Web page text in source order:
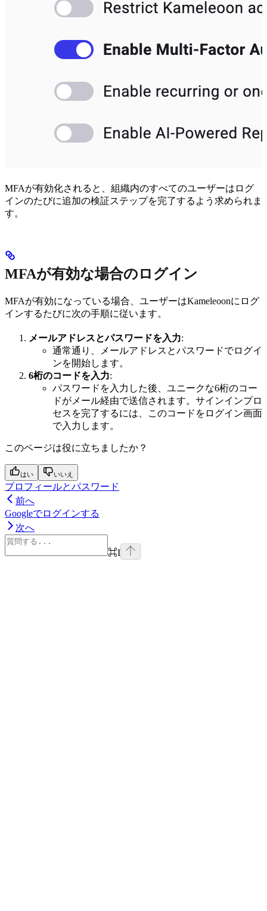
MFAが有効化されると、組織内のすべてのユーザーはログ
インのたびに追加の検証ステップを完了するよう求められま
す。
MFAが有効な場合のログイン
MFAが有効になっている場合、ユーザーはKameleoonにログ
インするたびに次の手順に従います。
メールアドレスとパスワードを入力:
通常通り、メールアドレスとパスワードでログイ
ンを開始します。
6桁のコードを入力:
パスワードを入力した後、ユニークな6桁のコー
ドがメール経由で送信されます。サインインプロ
セスを完了するには、このコードをログイン画面
で入力します。
このページは役に立ちましたか？
はい いいえ
プロフィールとパスワード
前へ
Googleでログインする
次へ
⌘I